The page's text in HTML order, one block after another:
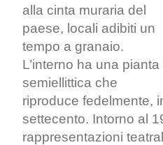
alla cinta muraria del
paese, locali adibiti un
tempo a granaio.
L’interno ha una pianta
semiellittica che
riproduce fedelmente,
settecento. Intorno al
rappresentazioni